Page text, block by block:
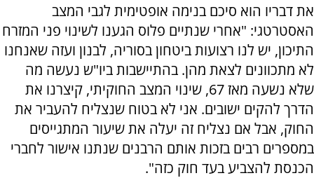
את דבריו הוא סיכם בנימה אופטימית לגבי המצב
האסטרטגי: "אחרי שנתיים פלוס הגענו לשינוי פני המזרח
התיכון, יש לנו רצועות ביטחון בסוריה, לבנון ועזה שאנחנו
לא מתכוונים לצאת מהן. בהתיישבות ביו"ש נעשה מה
שלא נשעה מאז 67, שינוי המצב החוקיתי, קיצרנו את
הדרך להקים ישובים. אני לא בטוח שנצליח להעביר את
החוק, אבל אם נצליח זה יעלה את שיעור המתגייסים
במספרים רבים בזכות אותם הרבנים שנתנו אישור לחברי
הכנסת להצביע בעד חוק כזה".